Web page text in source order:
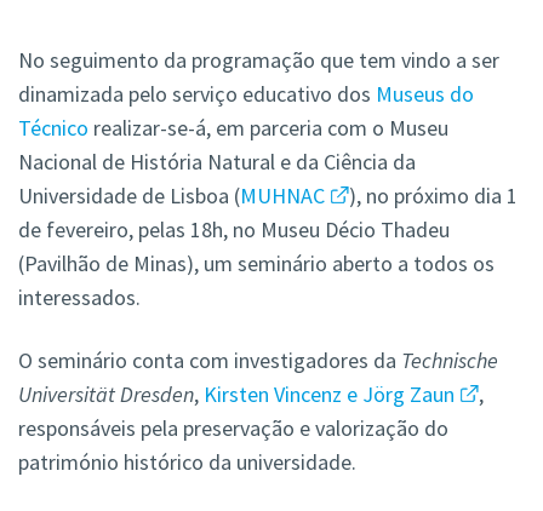
No seguimento da programação que tem vindo a ser
dinamizada pelo serviço educativo dos Museus do
Técnico realizar-se-á, em parceria com o Museu
Nacional de História Natural e da Ciência da
Universidade de Lisboa (MUHNAC
), no próximo dia 1
de fevereiro, pelas 18h, no Museu Décio Thadeu
(Pavilhão de Minas), um seminário aberto a todos os
interessados.
O seminário conta com investigadores da Technische
Universität Dresden, Kirsten Vincenz e Jörg Zaun
,
responsáveis pela preservação e valorização do
património histórico da universidade.